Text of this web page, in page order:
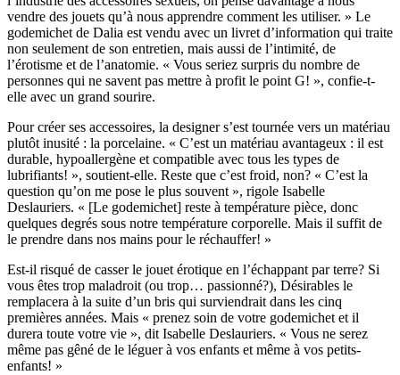
vendre des jouets qu’à nous apprendre comment les utiliser. » Le
godemichet de Dalia est vendu avec un livret d’information qui traite
non seulement de son entretien, mais aussi de l’intimité, de
l’érotisme et de l’anatomie. « Vous seriez surpris du nombre de
personnes qui ne savent pas mettre à profit le point G! », confie-t-
elle avec un grand sourire.
Pour créer ses accessoires, la designer s’est tournée vers un matériau
plutôt inusité : la porcelaine. « C’est un matériau avantageux : il est
durable, hypoallergène et compatible avec tous les types de
lubrifiants! », soutient-elle. Reste que c’est froid, non? « C’est la
question qu’on me pose le plus souvent », rigole Isabelle
Deslauriers. « [Le godemichet] reste à température pièce, donc
quelques degrés sous notre température corporelle. Mais il suffit de
le prendre dans nos mains pour le réchauffer! »
Est-il risqué de casser le jouet érotique en l’échappant par terre? Si
vous êtes trop maladroit (ou trop… passionné?), Désirables le
remplacera à la suite d’un bris qui surviendrait dans les cinq
premières années. Mais « prenez soin de votre godemichet et il
durera toute votre vie », dit Isabelle Deslauriers. « Vous ne serez
même pas gêné de le léguer à vos enfants et même à vos petits-
enfants! »